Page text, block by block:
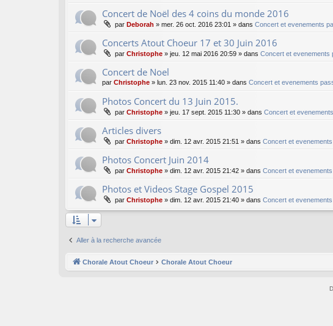
Concert de Noël des 4 coins du monde 2016
par Deborah » mer. 26 oct. 2016 23:01 » dans Concert et evenements
Concerts Atout Choeur 17 et 30 Juin 2016
par Christophe » jeu. 12 mai 2016 20:59 » dans Concert et evenements
Concert de Noel
par Christophe » lun. 23 nov. 2015 11:40 » dans Concert et evenements
Photos Concert du 13 Juin 2015.
par Christophe » jeu. 17 sept. 2015 11:30 » dans Concert et
Articles divers
par Christophe » dim. 12 avr. 2015 21:51 » dans Concert et
Photos Concert Juin 2014
par Christophe » dim. 12 avr. 2015 21:42 » dans Concert et
Photos et Videos Stage Gospel 2015
par Christophe » dim. 12 avr. 2015 21:40 » dans Concert et
Aller à la recherche avancée
Chorale Atout Choeur Chorale Atout Choeur